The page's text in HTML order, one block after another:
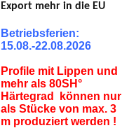
Export mehr in die EU
Betriebsferien:
15.08.-22.08.2026
Profile mit Lippen und
mehr als 80SH°
Härtegrad können nur
als Stücke von max. 3
m produziert werden !